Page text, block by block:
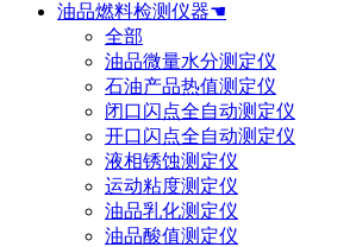
油品燃料检测仪器☚
全部
油品微量水分测定仪
石油产品热值测定仪
闭口闪点全自动测定仪
开口闪点全自动测定仪
液相锈蚀测定仪
运动粘度测定仪
油品乳化测定仪
油品酸值测定仪